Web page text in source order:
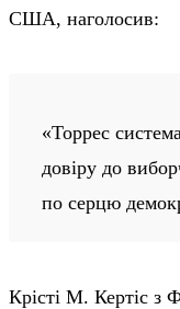
США, наголосив:
«Торрес
довіру до
по серцю
Крісті М. Кертіс з